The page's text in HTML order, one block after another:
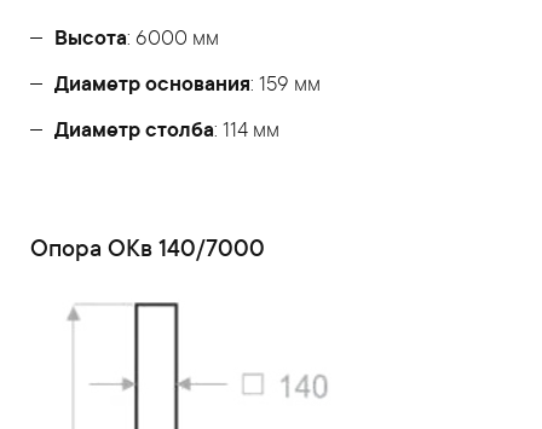
Высота: 6000 мм
Диаметр основания: 159 мм
Диаметр столба: 114 мм
Опора ОКв 140/7000